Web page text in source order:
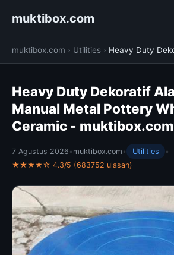
muktibox.com
muktibox.com › Utilities › Heavy Duty
Heavy Duty Dekoratif
Manual Metal Pottery
Ceramic - muktibox.com
7 Agustus 2026 • muktibox.com • Utilities
•
★★★★☆ 4.3/5 (683752 ulasan)